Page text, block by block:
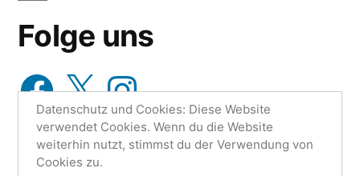
Folge uns
Facebook
X Instagram
Datenschutz und Cookies: Diese Website
verwendet Cookies. Wenn du die Website
weiterhin nutzt, stimmst du der Verwendung von
Cookies zu.